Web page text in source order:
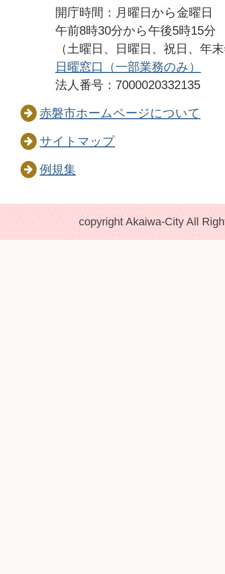
開庁時間：月曜日から金曜日
午前8時30分から午後5時15分
（土曜日、日曜日、祝日、年
日曜窓口（一部業務のみ）
法人番号：7000020332135
赤磐市ホームページについて
サイトマップ
例規集
copyright Akaiwa-City All